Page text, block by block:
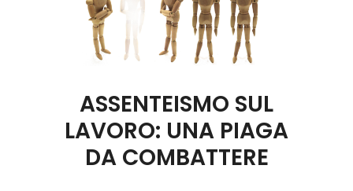
ASSENTEISMO SUL
LAVORO: UNA PIAGA
DA COMBATTERE